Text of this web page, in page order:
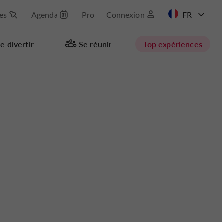
Agenda Pro Connexion
divertir Se réunir Top expériences